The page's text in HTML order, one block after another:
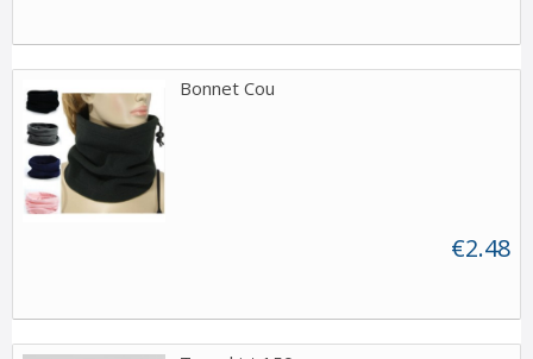
Bonnet Cou
€2.48